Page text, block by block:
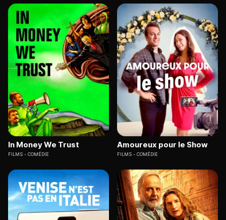
In Money We Trust
FILMS COMÉDIE
Amoureux pour le Show
FILMS COMÉDIE